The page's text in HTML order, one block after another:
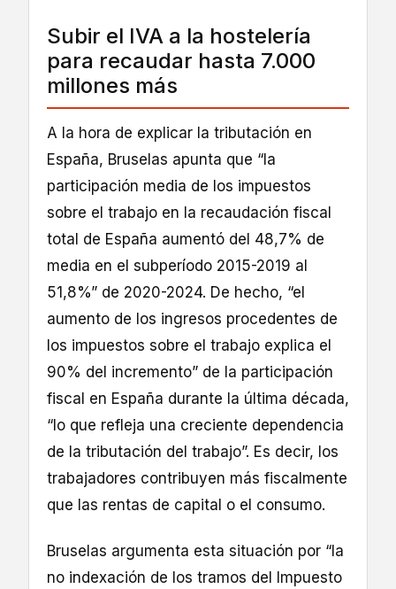
Subir el IVA a la hostelería
para recaudar hasta 7.000
millones más
A la hora de explicar la tributación en
España, Bruselas apunta que “la
participación media de los impuestos
sobre el trabajo en la recaudación fiscal
total de España aumentó del 48,7% de
media en el subperíodo 2015-2019 al
51,8%” de 2020-2024. De hecho, “el
aumento de los ingresos procedentes de
los impuestos sobre el trabajo explica el
90% del incremento” de la participación
fiscal en España durante la última década,
“lo que refleja una creciente dependencia
de la tributación del trabajo”. Es decir, los
trabajadores contribuyen más fiscalmente
que las rentas de capital o el consumo.
Bruselas argumenta esta situación por “la
no indexación de los tramos del Impuesto